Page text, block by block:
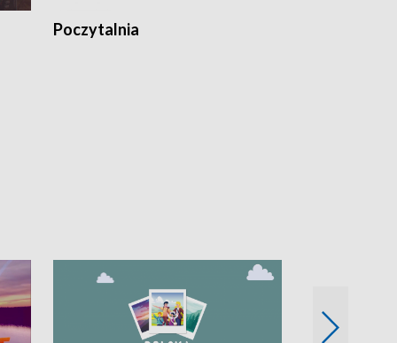
Poczytalnia